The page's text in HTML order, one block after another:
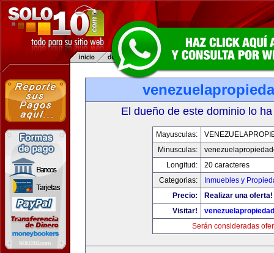
El dueño de este dominio lo
Mayusculas:
Minusculas:
Longitud:
20 caracteres
Categorias:
Inmuebles y
Precio:
Realizar una oferta!
Visitar!
Serán consideradas